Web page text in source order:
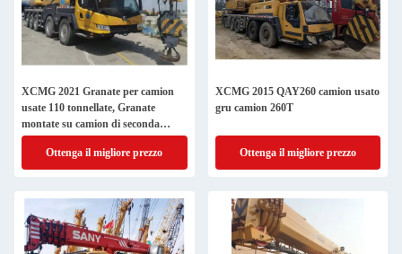
XCMG 2021 Granate per camion
usate 110 tonnellate, Granate
montate su camion di seconda
mano
Ottenga il migliore prezzo
XCMG 2015 QAY260 camion usato
gru camion 260T
Ottenga il migliore prezzo